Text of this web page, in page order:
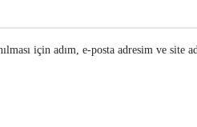
için adım, e-posta adresim ve site